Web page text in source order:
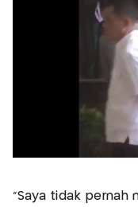
"Saya tidak pernah